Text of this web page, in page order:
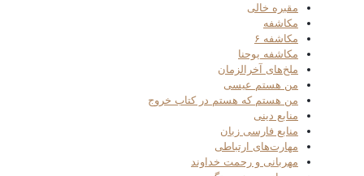
مقبره خالی
مکاشفه
مکاشفه ۶
مکاشفه یوحنا
ملخ‌های آخرالزمان
من هستم عیسی
من هستم که هستم در کتاب خروج
منابع دینی
منابع فارسی زبان
مهارت‌های ارتباطی
مهربانی و رحمت خداوند